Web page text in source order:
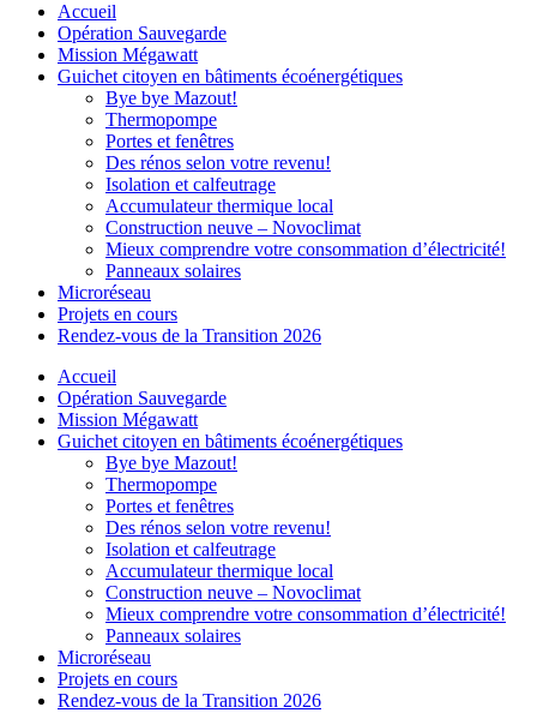
Accueil
Opération Sauvegarde
Mission Mégawatt
Guichet citoyen en bâtiments écoénergétiques
Bye bye Mazout!
Thermopompe
Portes et fenêtres
Des rénos selon votre revenu!
Isolation et calfeutrage
Accumulateur thermique local
Construction neuve – Novoclimat
Mieux comprendre votre consommation d’électricité!
Panneaux solaires
Microréseau
Projets en cours
Rendez-vous de la Transition 2026
Accueil
Opération Sauvegarde
Mission Mégawatt
Guichet citoyen en bâtiments écoénergétiques
Bye bye Mazout!
Thermopompe
Portes et fenêtres
Des rénos selon votre revenu!
Isolation et calfeutrage
Accumulateur thermique local
Construction neuve – Novoclimat
Mieux comprendre votre consommation d’électricité!
Panneaux solaires
Microréseau
Projets en cours
Rendez-vous de la Transition 2026